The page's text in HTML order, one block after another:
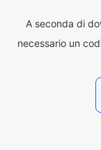
A seconda di
necessario un